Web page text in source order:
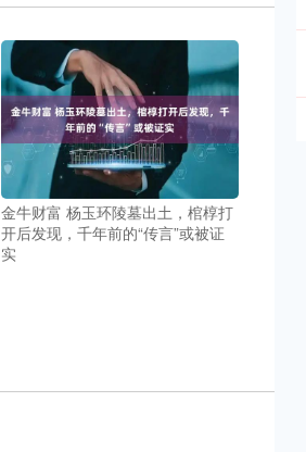
金牛财富 杨玉环陵墓出土，棺椁打
开后发现，千年前的“传言”或被证
实